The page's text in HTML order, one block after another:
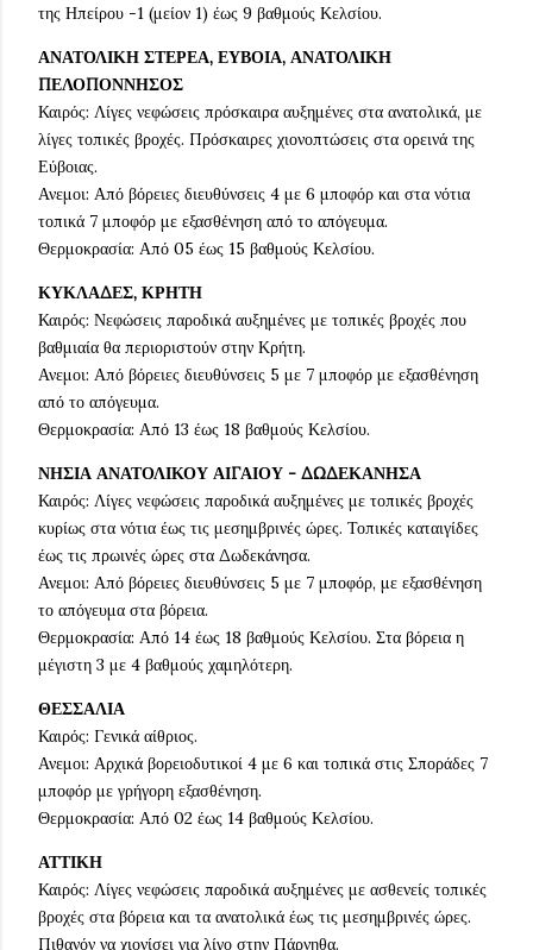
της Ηπείρου -1 (μείον 1) έως 9 βαθμούς Κελσίου.
ΑΝΑΤΟΛΙΚΗ ΣΤΕΡΕΑ, ΕΥΒΟΙΑ, ΑΝΑΤΟΛΙΚΗ
ΠΕΛΟΠΟΝΝΗΣΟΣ
Καιρός: Λίγες νεφώσεις πρόσκαιρα αυξημένες στα ανατολικά, με
λίγες τοπικές βροχές. Πρόσκαιρες χιονοπτώσεις στα ορεινά της
Εύβοιας.
Ανεμοι: Από βόρειες διευθύνσεις 4 με 6 μποφόρ και στα νότια
τοπικά 7 μποφόρ με εξασθένηση από το απόγευμα.
Θερμοκρασία: Από 05 έως 15 βαθμούς Κελσίου.
ΚΥΚΛΑΔΕΣ, ΚΡΗΤΗ
Καιρός: Νεφώσεις παροδικά αυξημένες με τοπικές βροχές που
βαθμιαία θα περιοριστούν στην Κρήτη.
Ανεμοι: Από βόρειες διευθύνσεις 5 με 7 μποφόρ με εξασθένηση
από το απόγευμα.
Θερμοκρασία: Από 13 έως 18 βαθμούς Κελσίου.
ΝΗΣΙΑ ΑΝΑΤΟΛΙΚΟΥ ΑΙΓΑΙΟΥ - ΔΩΔΕΚΑΝΗΣΑ
Καιρός: Λίγες νεφώσεις παροδικά αυξημένες με τοπικές βροχές
κυρίως στα νότια έως τις μεσημβρινές ώρες. Τοπικές καταιγίδες
έως τις πρωινές ώρες στα Δωδεκάνησα.
Ανεμοι: Από βόρειες διευθύνσεις 5 με 7 μποφόρ, με εξασθένηση
το απόγευμα στα βόρεια.
Θερμοκρασία: Από 14 έως 18 βαθμούς Κελσίου. Στα βόρεια η
μέγιστη 3 με 4 βαθμούς χαμηλότερη.
ΘΕΣΣΑΛΙΑ
Καιρός: Γενικά αίθριος.
Ανεμοι: Αρχικά βορειοδυτικοί 4 με 6 και τοπικά στις Σποράδες 7
μποφόρ με γρήγορη εξασθένηση.
Θερμοκρασία: Από 02 έως 14 βαθμούς Κελσίου.
ΑΤΤΙΚΗ
Καιρός: Λίγες νεφώσεις παροδικά αυξημένες με ασθενείς τοπικές
βροχές στα βόρεια και τα ανατολικά έως τις μεσημβρινές ώρες.
Πιθανόν να χιονίσει για λίγο στην Πάρνηθα.